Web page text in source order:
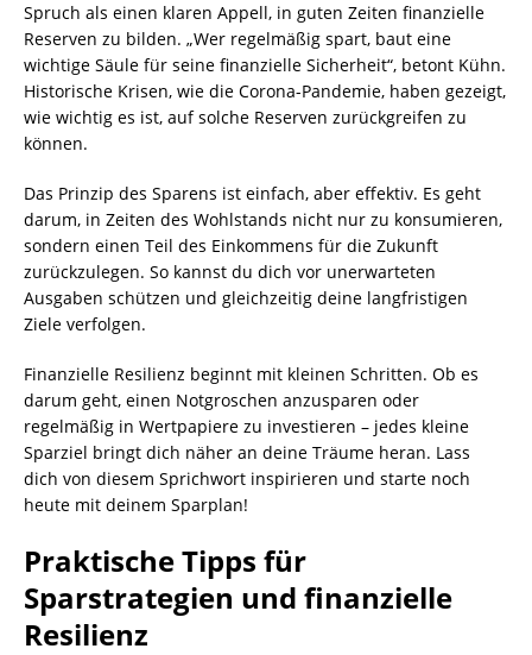
Spruch als einen klaren Appell, in guten Zeiten finanzielle
Reserven zu bilden. „Wer regelmäßig spart, baut eine
wichtige Säule für seine finanzielle Sicherheit“, betont Kühn.
Historische Krisen, wie die Corona-Pandemie, haben gezeigt,
wie wichtig es ist, auf solche Reserven zurückgreifen zu
können.
Das Prinzip des Sparens ist einfach, aber effektiv. Es geht
darum, in Zeiten des Wohlstands nicht nur zu konsumieren,
sondern einen Teil des Einkommens für die Zukunft
zurückzulegen. So kannst du dich vor unerwarteten
Ausgaben schützen und gleichzeitig deine langfristigen
Ziele verfolgen.
Finanzielle Resilienz beginnt mit kleinen Schritten. Ob es
darum geht, einen Notgroschen anzusparen oder
regelmäßig in Wertpapiere zu investieren – jedes kleine
Sparziel bringt dich näher an deine Träume heran. Lass
dich von diesem Sprichwort inspirieren und starte noch
heute mit deinem Sparplan!
Praktische Tipps für
Sparstrategien und finanzielle
Resilienz